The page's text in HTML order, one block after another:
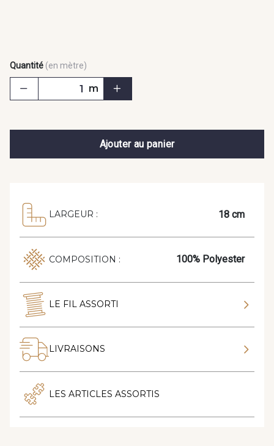
Quantité (en mètre)
m
Ajouter au panier
LARGEUR : 18 cm
COMPOSITION : 100% Polyester
LE FIL ASSORTI
LIVRAISONS
LES ARTICLES ASSORTIS